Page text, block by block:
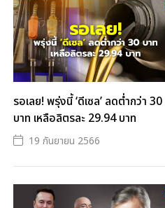
รอเลย! พรุ่งนี้ ‘ดีเซล’ ลดต่ำกว่า 30
บาท เหลือลิตรละ 29.94 บาท
19 กันยายน 2566